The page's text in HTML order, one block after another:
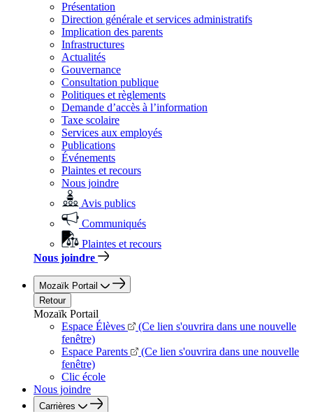
Présentation
Direction générale et services administratifs
Implication des parents
Infrastructures
Actualités
Gouvernance
Consultation publique
Politiques et règlements
Demande d’accès à l’information
Taxe scolaire
Services aux employés
Publications
Événements
Plaintes et recours
Nous joindre
Avis publics
Communiqués
Plaintes et recours
Nous joindre
Mozaïk Portail
Retour
Mozaïk Portail
Espace Élèves
(Ce lien s'ouvrira dans une nouvelle
fenêtre)
Espace Parents
(Ce lien s'ouvrira dans une nouvelle
fenêtre)
Clic école
Nous joindre
Carrières